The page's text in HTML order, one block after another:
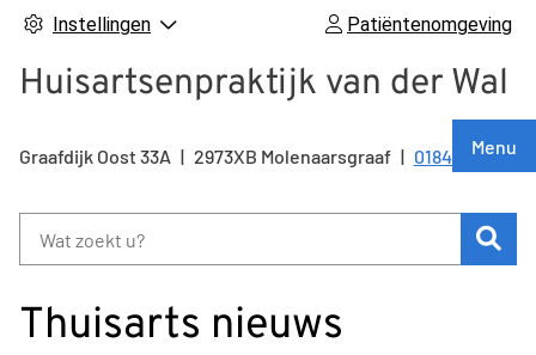
Instellingen Patiëntenomgeving
Huisartsenpraktijk van der Wal
Menu
Graafdijk Oost33A 2973XB Molenaarsgraaf Tel:
0184 641 215
Thuisarts nieuws